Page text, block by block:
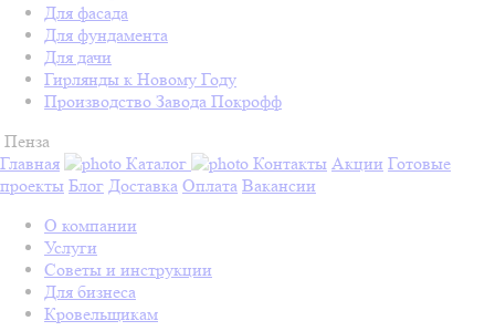
Для фасада
Для фундамента
Для дачи
Гирлянды к Новому Году
Производство Завода Покрофф
Пенза
Главная
Каталог Контакты Акции Готовые
проекты Блог Доставка Оплата Вакансии
О компании
Услуги
Советы и инструкции
Для бизнеса
Кровельщикам